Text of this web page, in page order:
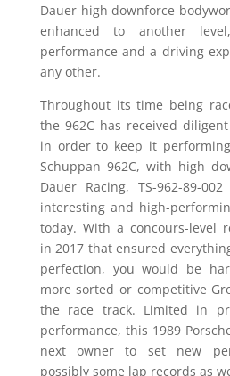
Dauer high downforce
enhanced to another
performance and a driving
any other.
Throughout its time being
the 962C has received
in order to keep it
Schuppan 962C, with high
Dauer Racing, TS-962-89-
interesting and high-
today. With a concours-level
in 2017 that ensured
perfection, you would be
more sorted or competitive
the race track. Limited in
performance, this 1989
next owner to set new
possibly some lap records as